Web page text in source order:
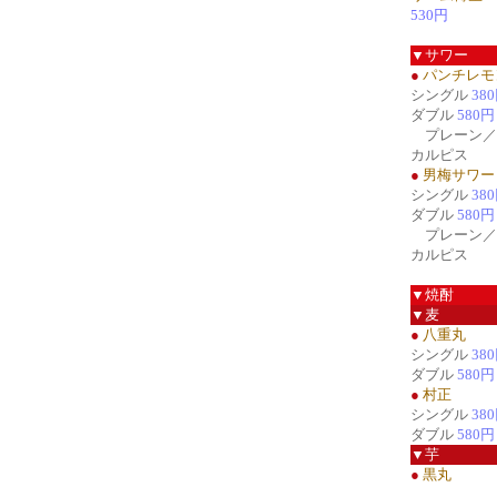
530円
▼サワー
● パンチレ
シングル
ダブル 580円
プレーン／
カルピス
● 男梅サワー
シングル
ダブル 580円
プレーン／
カルピス
▼焼酎
▼麦
● 八重丸
シングル
ダブル 580円
● 村正
シングル
ダブル 580円
▼芋
● 黒丸